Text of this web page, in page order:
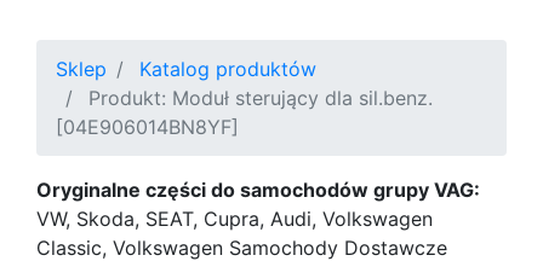
Sklep
Katalog produktów
Produkt: Moduł sterujący dla sil.benz.
[04E906014BN8YF]
Oryginalne części do samochodów grupy VAG:
VW, Skoda, SEAT, Cupra, Audi, Volkswagen
Classic, Volkswagen Samochody Dostawcze